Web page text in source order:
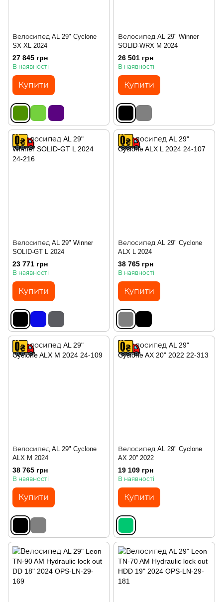
Велосипед AL 29" Cyclone
SX XL 2024
27 845 грн
В наявності
Купити
Велосипед AL 29" Winner
SOLID-WRX M 2024
26 501 грн
В наявності
Купити
Велосипед AL 29" Winner
SOLID-GT L 2024
23 771 грн
В наявності
Купити
Велосипед AL 29" Cyclone
ALX L 2024
38 765 грн
В наявності
Купити
Велосипед AL 29" Cyclone
ALX M 2024
38 765 грн
В наявності
Купити
Велосипед AL 29" Cyclone
AX 20” 2022
19 109 грн
В наявності
Купити